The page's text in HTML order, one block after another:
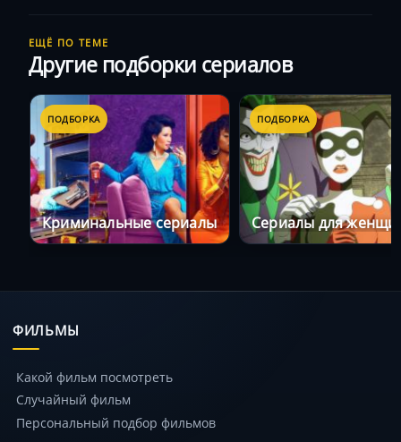
ЕЩЁ ПО ТЕМЕ
Другие подборки сериалов
ПОДБОРКА
Криминальные сериалы
ПОДБОРКА
Сериалы для
ФИЛЬМЫ
Какой фильм посмотреть
Случайный фильм
Персональный подбор фильмов